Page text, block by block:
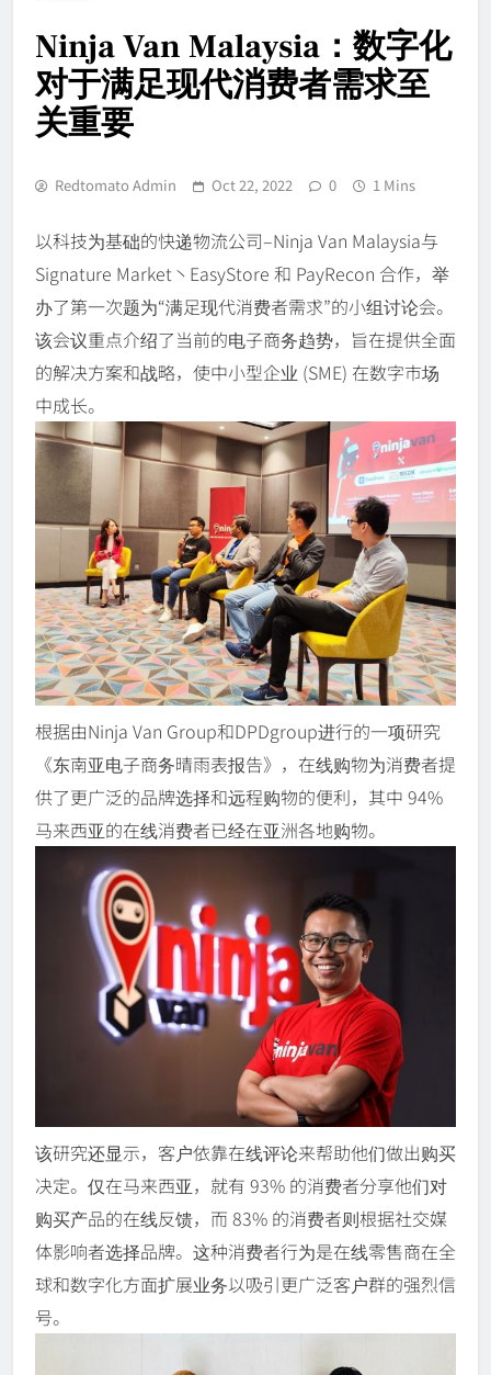
Ninja Van Malaysia：数字化
对于满足现代消费者需求至
关重要
Redtomato Admin Oct 22, 2022 0 1 Mins
以科技为基础的快递物流公司–Ninja Van Malaysia与
Signature Market丶EasyStore 和 PayRecon 合作，举
办了第一次题为“满足现代消费者需求”的小组讨论会。
该会议重点介绍了当前的电子商务趋势，旨在提供全面
的解决方案和战略，使中小型企业 (SME) 在数字市场
中成长。
根据由Ninja Van Group和DPDgroup进行的一项研究
《东南亚电子商务晴雨表报告》，在线购物为消费者提
供了更广泛的品牌选择和远程购物的便利，其中 94%
马来西亚的在线消费者已经在亚洲各地购物。
该研究还显示，客户依靠在线评论来帮助他们做出购买
决定。仅在马来西亚，就有 93% 的消费者分享他们对
购买产品的在线反馈，而 83% 的消费者则根据社交媒
体影响者选择品牌。这种消费者行为是在线零售商在全
球和数字化方面扩展业务以吸引更广泛客户群的强烈信
号。